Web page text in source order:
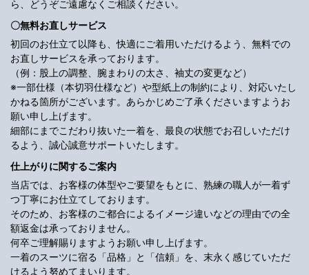
ら、どうぞご遠慮なくご相談ください。
〇無料お直しサービス
初回のお仕立て以降も、快適にご着用いただけるよう、無料での
お直しサービスを承っております。
（例：股上の調整、腕まわりの太さ、袖丈の変更など）
※一部仕様（本切羽仕様など）や型紙上の制約により、対応いたし
かねる箇所がございます。あらかじめご了承くださいますようお
願い申し上げます。
細部にまでこだわり抜いた一着を、最良の状態でお召しいただけ
るよう、誠心誠意サポートいたします。
仕上がりに関するご案内
当店では、お客様の体型やご要望をもとに、熟練の職人が一着ず
つ丁寧にお仕立てしております。
そのため、お客様のご都合によるイメージ違いなどの理由での全
額返金は承っておりません。
何卒ご理解賜りますようお願い申し上げます。
一着のスーツに宿る「品格」と「信頼」を、末永く感じていただ
けるよう努めてまいります。